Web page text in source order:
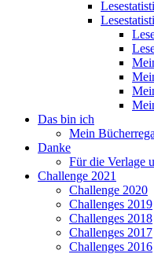
Das bin ich
Mein
Danke
Für die Verlage
Challenge 2021
Challenge 2020
Challenges 2019
Challenges 2018
Challenges 2017
Challenges 2016